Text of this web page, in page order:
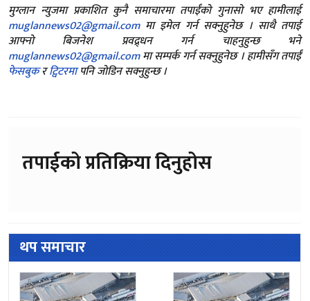
मुग्लान न्युजमा प्रकाशित कुनै समाचारमा तपाईंको गुनासो भए हामीलाई
muglannews02@gmail.comमा इमेल गर्न सक्नुहुनेछ । साथै तपाई
आफ्नो बिजनेश प्रवद्र्धन गर्न चाहनुहुन्छ भने
muglannews02@gmail.comमा सम्पर्क गर्न सक्नुहुनेछ । हामीसँग तपाईं
फेसबुकरट्विटरमापनि जोडिन सक्नुहुन्छ ।
तपाईको प्रतिक्रिया दिनुहोस
थप समाचार